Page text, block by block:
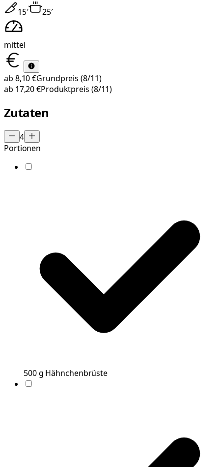
15′ 25′
mittel
ab 8,10 €Grundpreis (8/11)
ab 17,20 €Produktpreis (8/11)
Zutaten
4
Portionen
500g Hähnchenbrüste